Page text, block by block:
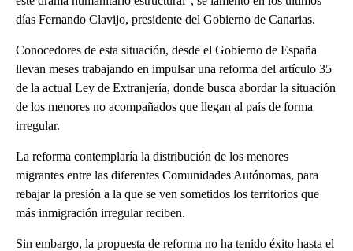
días Fernando Clavijo, presidente del Gobierno de Canarias.
Conocedores de esta situación, desde el Gobierno de España
llevan meses trabajando en impulsar una reforma del artículo 35
de la actual Ley de Extranjería, donde busca abordar la situación
de los menores no acompañados que llegan al país de forma
irregular.
La reforma contemplaría la distribución de los menores
migrantes entre las diferentes Comunidades Autónomas, para
rebajar la presión a la que se ven sometidos los territorios que
más inmigración irregular reciben.
Sin embargo, la propuesta de reforma no ha tenido éxito hasta el